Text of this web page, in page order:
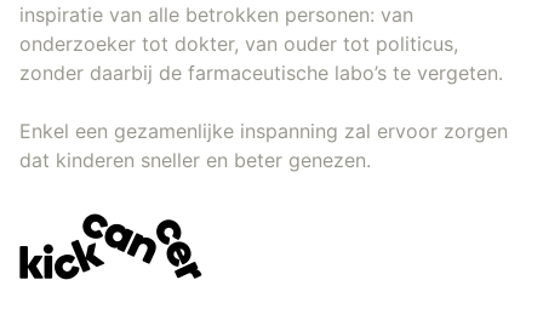
inspiratie van alle betrokken personen: van
onderzoeker tot dokter, van ouder tot politicus,
zonder daarbij de farmaceutische labo’s te vergeten.
Enkel een gezamenlijke inspanning zal ervoor zorgen
dat kinderen sneller en beter genezen.